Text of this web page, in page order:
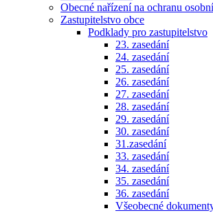
Obecné nařízení na ochranu
Zastupitelstvo obce
Podklady pro zastupitelstvo
23. zasedání
24. zasedání
25. zasedání
26. zasedání
27. zasedání
28. zasedání
29. zasedání
30. zasedání
31.zasedání
33. zasedání
34. zasedání
35. zasedání
36. zasedání
Všeobecné